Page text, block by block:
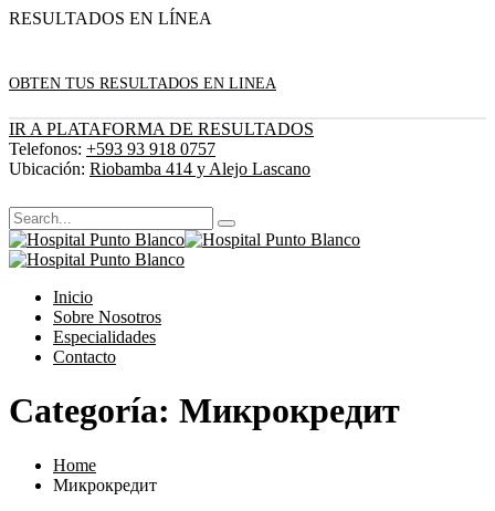
RESULTADOS EN LÍNEA
OBTEN TUS RESULTADOS EN LINEA
IR A PLATAFORMA DE RESULTADOS
Telefonos: +593 93 918 0757
Ubicación: Riobamba 414 y Alejo Lascano
Inicio
Sobre Nosotros
Especialidades
Contacto
Categoría: Микрокредит
Home
Микрокредит